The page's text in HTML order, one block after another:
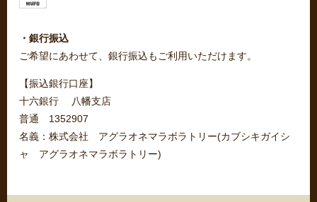
・銀行振込
ご希望にあわせて、銀行振込もご利用いただけます。
【振込銀行口座】
十六銀行 八幡支店
普通 1352907
名義：株式会社 アグラオネマラボラトリー(カブシキガイシ
ャ アグラオネマラボラトリー)